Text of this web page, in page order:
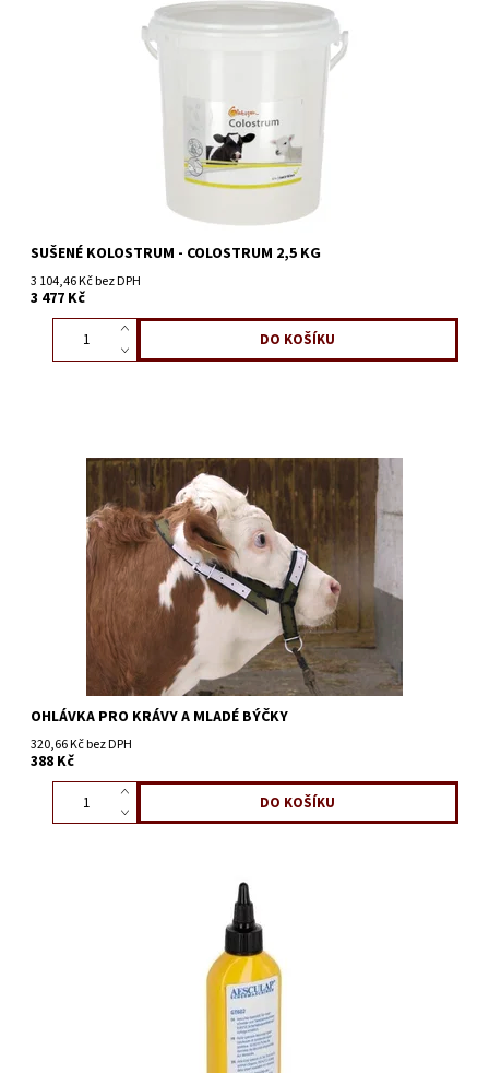
SUŠENÉ KOLOSTRUM - COLOSTRUM 2,5 KG
3 104,46 Kč bez DPH
3 477 Kč
OHLÁVKA PRO KRÁVY A MLADÉ BÝČKY
320,66 Kč bez DPH
388 Kč